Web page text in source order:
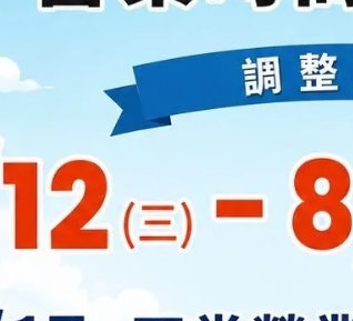
聖誕拍照道具打卡板
NT$99